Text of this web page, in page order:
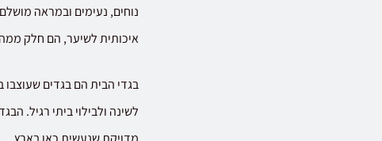
נוחים, נעימים ובמראה
איכותית לשיער, הם חלק
בגדי הבית הם בגדים
לשינה ולבילוי ביתי רגיל.